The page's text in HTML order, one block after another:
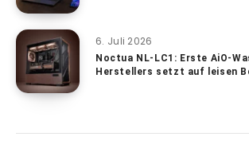
6. Juli 2026
Noctua NL-LC1: Erste AiO-
Herstellers setzt auf leisen